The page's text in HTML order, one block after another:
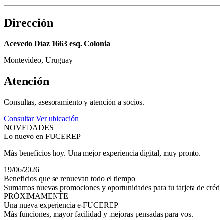
Dirección
Acevedo Díaz 1663 esq. Colonia
Montevideo, Uruguay
Atención
Consultas, asesoramiento y atención a socios.
Consultar Ver ubicación
NOVEDADES
Lo nuevo en FUCEREP
Más beneficios hoy. Una mejor experiencia digital, muy pronto.
19/06/2026
Beneficios que se renuevan todo el tiempo
Sumamos nuevas promociones y oportunidades para tu tarjeta de
PRÓXIMAMENTE
Una nueva experiencia e-FUCEREP
Más funciones, mayor facilidad y mejoras pensadas para vos.